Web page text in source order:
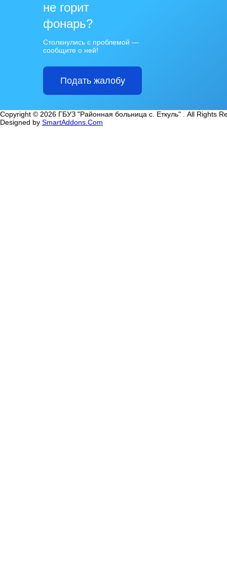
не горит
фонарь?
Столкнулись с проблемой —
сообщите о ней!
Подать жалобу
Copyright © 2026 ГБУЗ "Районная больница с. Еткуль" . All Rights
Designed by SmartAddons.Com